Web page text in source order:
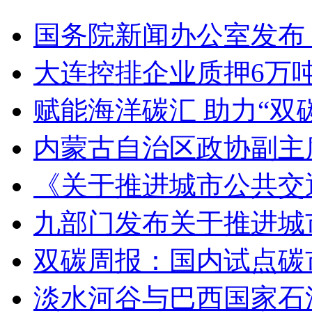
国务院新闻办公室发
大连控排企业质押6万
赋能海洋碳汇 助力“双
内蒙古自治区政协副
《关于推进城市公共
九部门发布关于推进
双碳周报：国内试点
淡水河谷与巴西国家